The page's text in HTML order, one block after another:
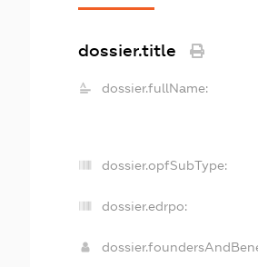
dossier.title
dossier.fullName:
dossier.opfSubType:
dossier.edrpo: